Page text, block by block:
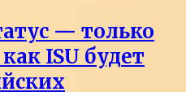
— только
ISU будет